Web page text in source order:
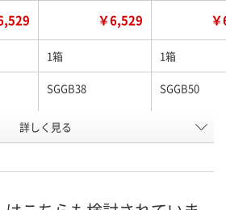
￥6,529
1箱 1箱
SGGB38 SGGB50
EH30876 EH30872
8月8日（土）
詳しく見る